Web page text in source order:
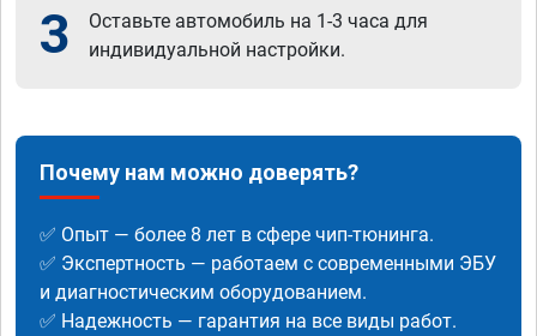
3
Оставьте автомобиль на 1-3 часа для
индивидуальной настройки.
Почему нам можно доверять?
✅ Опыт — более 8 лет в сфере чип-тюнинга.
✅ Экспертность — работаем с современными ЭБУ
и диагностическим оборудованием.
✅ Надежность — гарантия на все виды работ.